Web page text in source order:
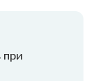
при